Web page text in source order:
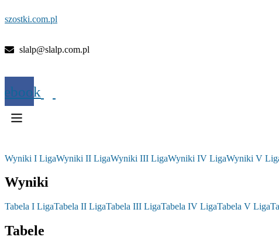
szostki.com.pl
slalp@slalp.com.pl
Wyniki I LigaWyniki II LigaWyniki III LigaWyniki IV LigaWyniki V
Wyniki
Tabela I LigaTabela II LigaTabela III LigaTabela IV LigaTabela V Liga
Tabele